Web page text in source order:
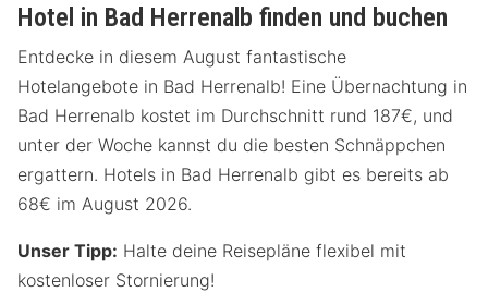
Hotel in Bad Herrenalb finden und buchen
Entdecke in diesem August fantastische
Hotelangebote in Bad Herrenalb! Eine Übernachtung in
Bad Herrenalb kostet im Durchschnitt rund 187€, und
unter der Woche kannst du die besten Schnäppchen
ergattern. Hotels in Bad Herrenalb gibt es bereits ab
68€ im August 2026.
Unser Tipp: Halte deine Reisepläne flexibel mit
kostenloser Stornierung!